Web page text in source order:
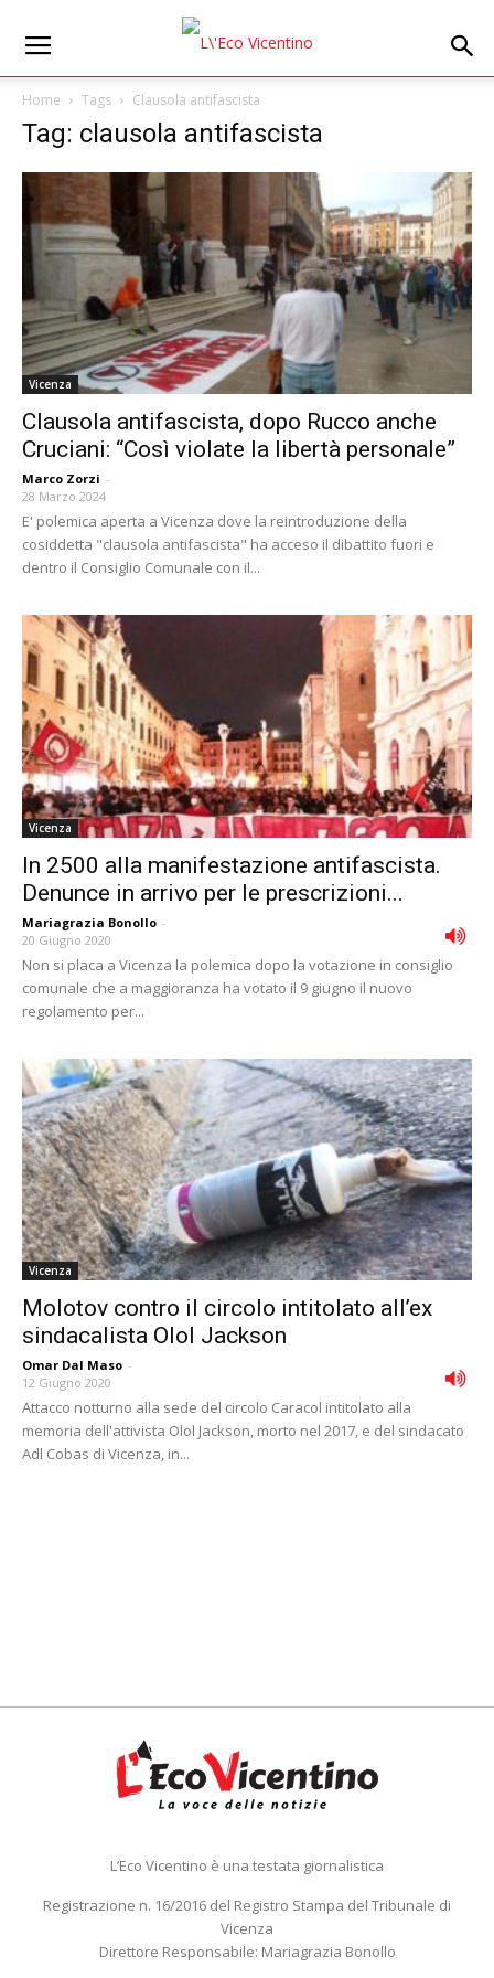
Home Tags Clausola antifascista
Tag: clausola antifascista
Vicenza
Clausola antifascista, dopo Rucco anche
Cruciani: “Così violate la libertà personale”
Marco Zorzi -
28 Marzo 2024
E' polemica aperta a Vicenza dove la reintroduzione della
cosiddetta "clausola antifascista" ha acceso il dibattito fuori e
dentro il Consiglio Comunale con il...
Vicenza
In 2500 alla manifestazione antifascista.
Denunce in arrivo per le prescrizioni...
Mariagrazia Bonollo -
20 Giugno 2020
Non si placa a Vicenza la polemica dopo la votazione in consiglio
comunale che a maggioranza ha votato il 9 giugno il nuovo
regolamento per...
Vicenza
Molotov contro il circolo intitolato all’ex
sindacalista Olol Jackson
Omar Dal Maso -
12 Giugno 2020
Attacco notturno alla sede del circolo Caracol intitolato alla
memoria dell'attivista Olol Jackson, morto nel 2017, e del sindacato
Adl Cobas di Vicenza, in...
L’Eco Vicentino è una testata giornalistica
Registrazione n. 16/2016 del Registro Stampa del Tribunale di
Vicenza
Direttore Responsabile: Mariagrazia Bonollo